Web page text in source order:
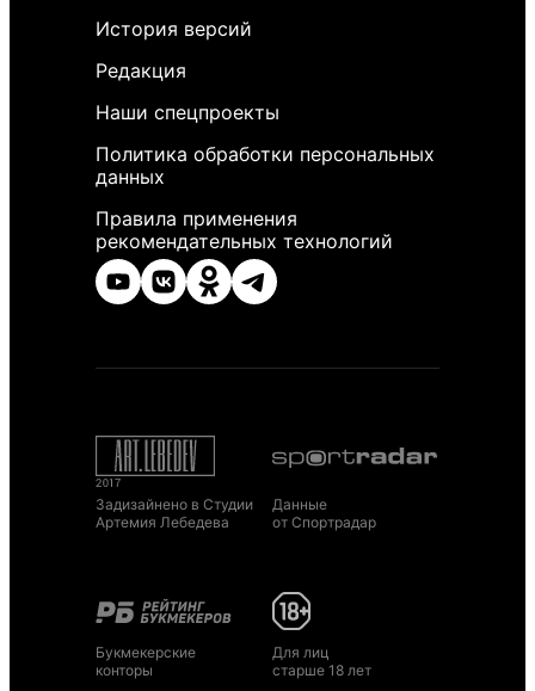
История версий
Редакция
Наши спецпроекты
Политика обработки персональных
данных
Правила применения
рекомендательных технологий
Задизайнено в Студии
Артемия Лебедева
Данные
от Спортрадар
Букмекерские
конторы
Для лиц
старше 18 лет